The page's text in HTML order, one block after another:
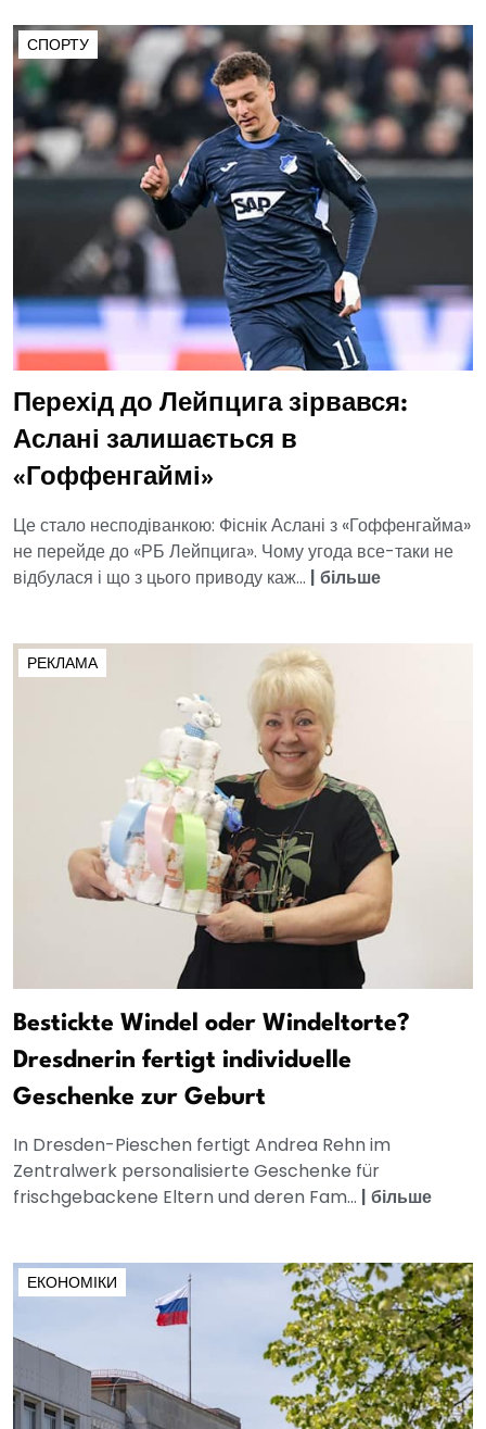
СПОРТУ
Перехід до Лейпцига зірвався:
Аслані залишається в
«Гоффенгаймі»
Це стало несподіванкою: Фіснік Аслані з «Гоффенгайма»
не перейде до «РБ Лейпцига». Чому угода все-таки не
відбулася і що з цього приводу каж... | більше
РЕКЛАМА
Bestickte Windel oder Windeltorte?
Dresdnerin fertigt individuelle
Geschenke zur Geburt
In Dresden-Pieschen fertigt Andrea Rehn im
Zentralwerk personalisierte Geschenke für
frischgebackene Eltern und deren Fam... | більше
ЕКОНОМІКИ